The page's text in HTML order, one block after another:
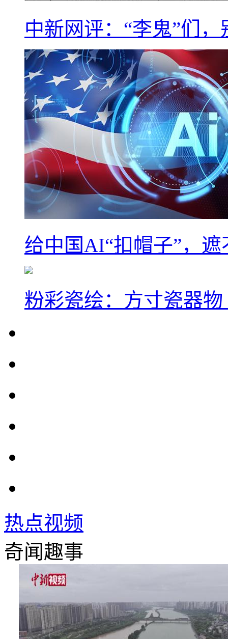
中新网评：“李鬼”们
给中国AI“扣帽子”，
粉彩瓷绘：方寸瓷器
热点视频
奇闻趣事